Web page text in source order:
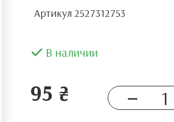
Артикул 2527312753
В наличии
95 ₴